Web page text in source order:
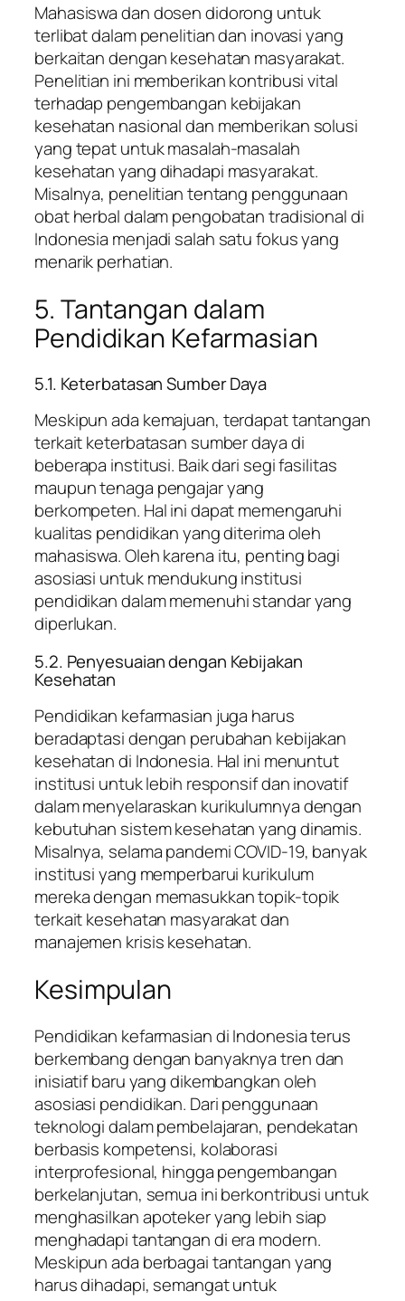
Mahasiswa dan dosen didorong untuk
terlibat dalam penelitian dan inovasi yang
berkaitan dengan kesehatan masyarakat.
Penelitian ini memberikan kontribusi vital
terhadap pengembangan kebijakan
kesehatan nasional dan memberikan solusi
yang tepat untuk masalah-masalah
kesehatan yang dihadapi masyarakat.
Misalnya, penelitian tentang penggunaan
obat herbal dalam pengobatan tradisional di
Indonesia menjadi salah satu fokus yang
menarik perhatian.
5. Tantangan dalam
Pendidikan Kefarmasian
5.1. Keterbatasan Sumber Daya
Meskipun ada kemajuan, terdapat tantangan
terkait keterbatasan sumber daya di
beberapa institusi. Baik dari segi fasilitas
maupun tenaga pengajar yang
berkompeten. Hal ini dapat memengaruhi
kualitas pendidikan yang diterima oleh
mahasiswa. Oleh karena itu, penting bagi
asosiasi untuk mendukung institusi
pendidikan dalam memenuhi standar yang
diperlukan.
5.2. Penyesuaian dengan Kebijakan
Kesehatan
Pendidikan kefarmasian juga harus
beradaptasi dengan perubahan kebijakan
kesehatan di Indonesia. Hal ini menuntut
institusi untuk lebih responsif dan inovatif
dalam menyelaraskan kurikulumnya dengan
kebutuhan sistem kesehatan yang dinamis.
Misalnya, selama pandemi COVID-19, banyak
institusi yang memperbarui kurikulum
mereka dengan memasukkan topik-topik
terkait kesehatan masyarakat dan
manajemen krisis kesehatan.
Kesimpulan
Pendidikan kefarmasian di Indonesia terus
berkembang dengan banyaknya tren dan
inisiatif baru yang dikembangkan oleh
asosiasi pendidikan. Dari penggunaan
teknologi dalam pembelajaran, pendekatan
berbasis kompetensi, kolaborasi
interprofesional, hingga pengembangan
berkelanjutan, semua ini berkontribusi untuk
menghasilkan apoteker yang lebih siap
menghadapi tantangan di era modern.
Meskipun ada berbagai tantangan yang
harus dihadapi, semangat untuk